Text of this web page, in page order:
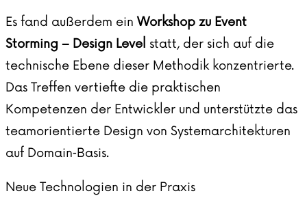
Es fand außerdem ein Workshop zu Event
Storming – Design Level statt, der sich auf die
technische Ebene dieser Methodik konzentrierte.
Das Treffen vertiefte die praktischen
Kompetenzen der Entwickler und unterstützte das
teamorientierte Design von Systemarchitekturen
auf Domain‑Basis.
Neue Technologien in der Praxis